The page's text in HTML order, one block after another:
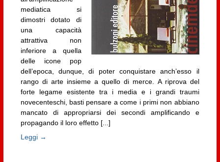
mediatica si
dimostri dotato di
una capacità
attrattiva non
inferiore a quella
delle icone pop
dell’epoca, dunque, di poter conquistare anch’esso il
rango di arte insieme a quello di merce. A riprova del
forte legame esistente tra i media e i grandi traumi
novecenteschi, basti pensare a come i primi non abbiano
mancato di appropriarsi dei secondi amplificando e
propagando il loro effetto [...]
Leggi →